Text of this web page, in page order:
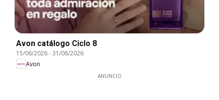
Avon catálogo Ciclo 8
15/06/2026-31/08/2026
Avon
ANUNCIO